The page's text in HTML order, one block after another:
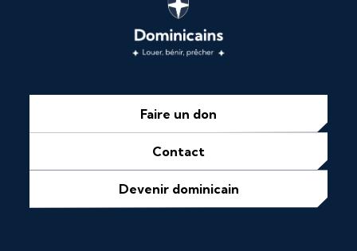
Faire un don
Contact
Devenir dominicain